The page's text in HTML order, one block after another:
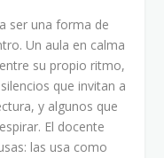
ser una forma de
Un aula en calma
su propio ritmo,
que invitan a
y algunos que
El docente
las usa como